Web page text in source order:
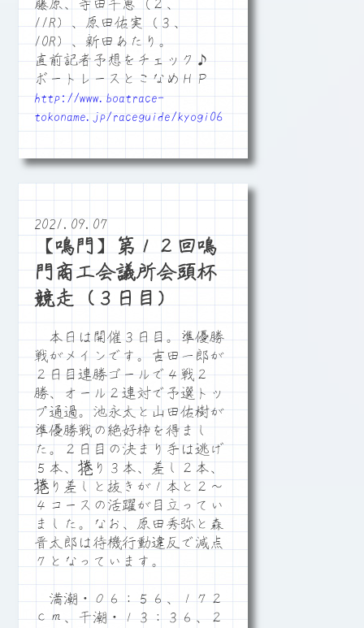
藤原、寺田千恵（２、
11R）、原田佑実（３、
10R）、新田あたり。
直前記者予想をチェック♪
ボートレースとこなめＨＰ
http://www.boatrace-
tokoname.jp/raceguide/kyogi06
2021.09.07
【鳴門】第１２回鳴
門商工会議所会頭杯
競走（３日目）
本日は開催３日目。準優勝
戦がメインです。吉田一郎が
２日目連勝ゴールで４戦２
勝、オール２連対で予選トッ
プ通過。池永太と山田佑樹が
準優勝戦の絶好枠を得まし
た。２日目の決まり手は逃げ
５本、捲り３本、差し２本、
捲り差しと抜きが１本と２～
４コースの活躍が目立ってい
ました。なお、原田秀弥と森
晋太郎は待機行動違反で減点
７となっています。
満潮・０６：５６、１７２
ｃｍ、干潮・１３：３６、２